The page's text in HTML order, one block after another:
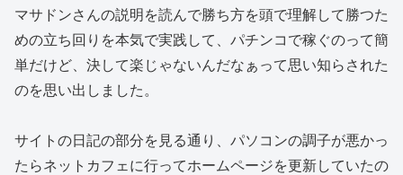
マサドンさんの説明を読んで勝ち方を頭で理解して勝つた
めの立ち回りを本気で実践して、パチンコで稼ぐのって簡
単だけど、決して楽じゃないんだなぁって思い知らされた
のを思い出しました。
サイトの日記の部分を見る通り、パソコンの調子が悪かっ
たらネットカフェに行ってホームページを更新していたの